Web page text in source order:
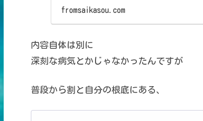
fromsaikasou.com
内容自体は別に
深刻な病気とかじゃなかったんですが
普段から割と自分の根底にある、